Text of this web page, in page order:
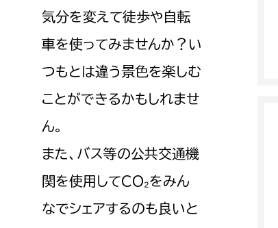
病院管理局：施設用度課
選挙管理委員会事務局
気分を変えて徒歩や自転
車を使ってみませんか？い
つもとは違う景色を楽しむ
ことができるかもしれませ
ん。
また、バス等の公共交通機
関を使用してCO₂をみん
なでシェアするのも良いと